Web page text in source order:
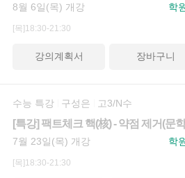
8월 6일(목) 개강 학
[목]18:30-21:30
강의계획서 장바구니
수능 특강 구성은 고3/N수
[특강] 팩트체크 핵(核) - 약점 제거(문
7월 23일(목) 개강 학
[목]18:30-21:30